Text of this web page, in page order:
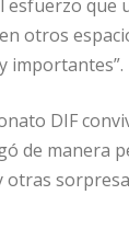
esfuerzo que
otros
importantes”.
DIF
de manera
otras